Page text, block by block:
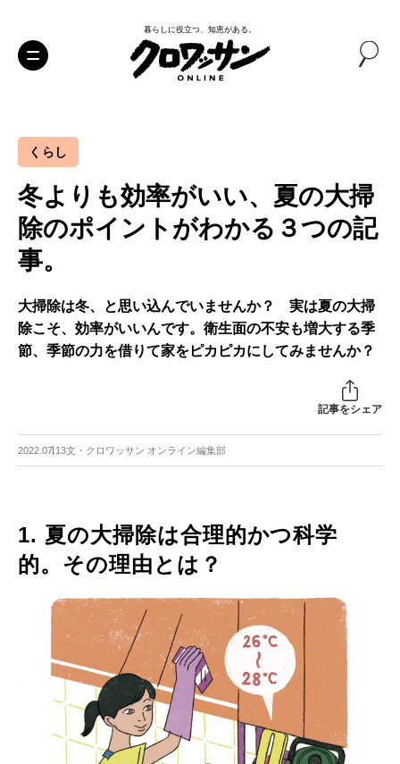
暮らしに役立つ、知恵がある。
くらし
冬よりも効率がいい、夏の大掃
除のポイントがわかる３つの記
事。
大掃除は冬、と思い込んでいませんか？ 実は夏の大掃
除こそ、効率がいいんです。衛生面の不安も増大する季
節、季節の力を借りて家をピカピカにしてみませんか？
記事をシェア
2022.07.13文・クロワッサン オンライン編集部
1. 夏の大掃除は合理的かつ科学
的。その理由とは？